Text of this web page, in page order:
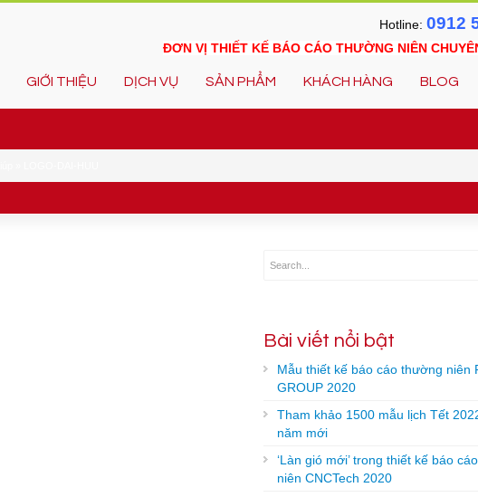
Hotline: 0912
ĐƠN VỊ THIẾT KẾ BÁO CÁO THƯỜNG NIÊN
GIỚI THIỆU DỊCH VỤ SẢN PHẨM KHÁCH HÀNG BLOG
Bài viết nổi bật
Mẫu thiết kế báo cáo thường niên
GROUP 2020
Tham khảo 1500 mẫu lịch Tết
năm mới
‘Làn gió mới’ trong thiết kế báo
niên CNCTech 2020